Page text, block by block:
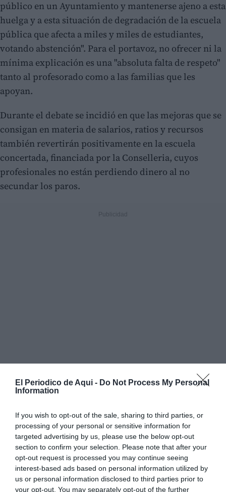
El Periodico de Aqui - Do Not Process My Personal
Information
If you wish to opt-out of the sale, sharing to third parties, or
processing of your personal or sensitive information for
targeted advertising by us, please use the below opt-out
section to confirm your selection. Please note that after your
opt-out request is processed you may continue seeing
interest-based ads based on personal information utilized by
us or personal information disclosed to third parties prior to
your opt-out. You may separately opt-out of the further
público en un Ayuntamiento y mantenerse ajeno a esta
huelga y a esta situación de degradación de la escuela
pública que afecta a miles y miles de estudiantes,
votando abstención". Para el portavoz, no ofrecer ni la
mínima explicación es una "absoluta falta de respeto"
tanto al profesorado como a las familias que les
apoyan.
Durante el debate se incidió en que las mejoras que se
consigan en materia de salarios, ratios y recursos
también revertirán positivamente en la escuela
concertada, financiada por la Conselleria, cuyos
profesionales no están perdiendo dinero al no
secundar los paros.